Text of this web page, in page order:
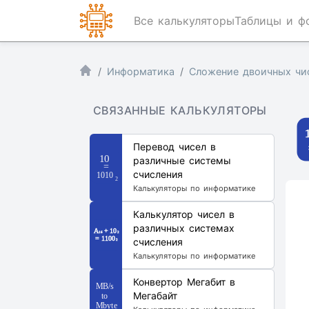
Все калькуляторыТаблицы и
Информатика Сложение двоичных
СВЯЗАННЫЕ КАЛЬКУЛЯТОРЫ
Перевод чисел в
различные системы
счисления
Калькуляторы по информатике
Калькулятор чисел в
различных системах
счисления
Калькуляторы по информатике
Конвертор Мегабит в
Мегабайт